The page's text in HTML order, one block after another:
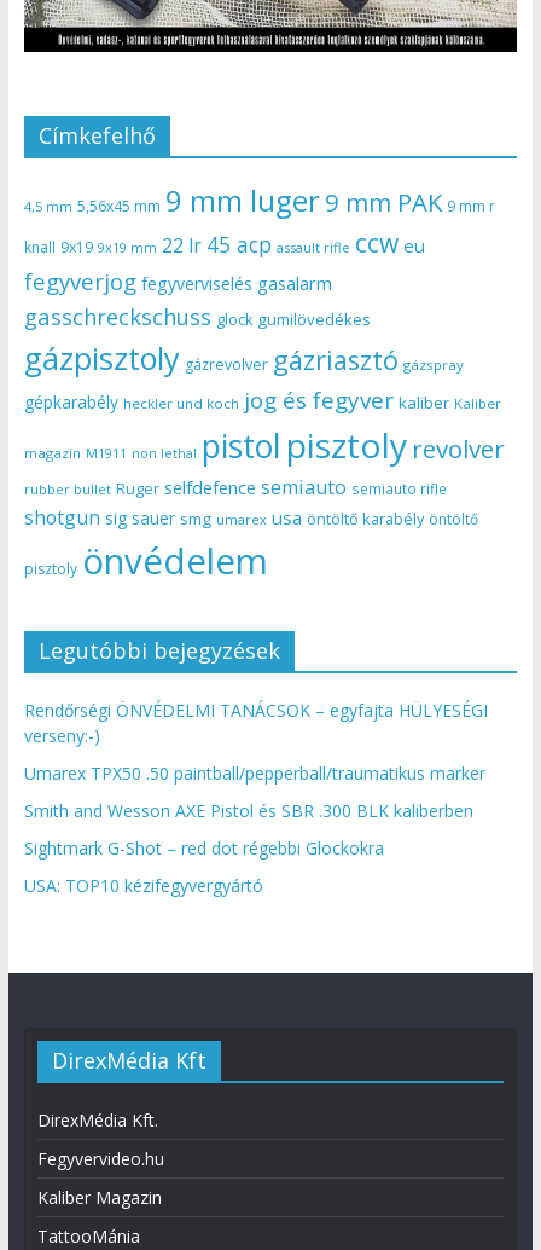
Címkefelhő
4,5 mm 5,56x45 mm 9 mm luger9 mm PAK 9 mm r
knall 9x19 9x19 mm 22 lr 45 acp assault rifle ccw eu
fegyverjog fegyverviselés gasalarm
gasschreckschuss glock gumilövedékes
gázpisztoly gázrevolver gázriasztó gázspray
gépkarabély heckler und koch jog és fegyver kaliber Kaliber
magazin M1911 non lethal pistol pisztoly revolver
rubber bullet Ruger selfdefence semiauto semiauto rifle
shotgun sig sauer smg umarex usa öntöltő karabély öntöltő
pisztoly önvédelem
Legutóbbi bejegyzések
Rendőrségi ÖNVÉDELMI TANÁCSOK – egyfajta HÜLYESÉGI
verseny:-)
Umarex TPX50 .50 paintball/pepperball/traumatikus marker
Smith and Wesson AXE Pistol és SBR .300 BLK kaliberben
Sightmark G-Shot – red dot régebbi Glockokra
USA: TOP10 kézifegyvergyártó
DirexMédia Kft
DirexMédia Kft.
Fegyvervideo.hu
Kaliber Magazin
TattooMánia